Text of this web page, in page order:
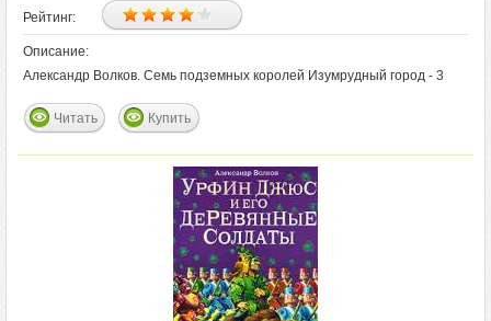
Рейтинг:
Описание:
Александр Волков. Семь подземных королей Изумрудный город - 3
Читать Купить